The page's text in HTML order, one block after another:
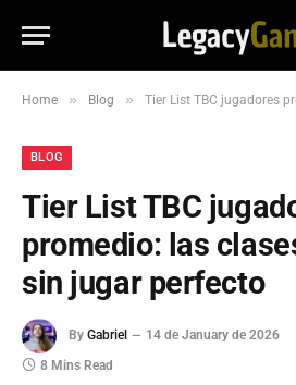
Home » Blog » Tier List TBC jugadores promedio:
BLOG
Tier List TBC
promedio: las
sin jugar perfecto
By Gabriel 14 de January de 2026
8 Mins Read